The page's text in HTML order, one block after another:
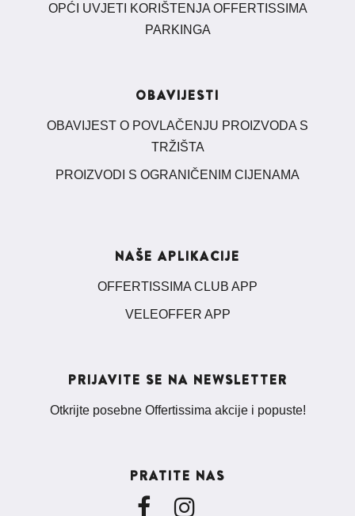
OPĆI UVJETI KORIŠTENJA OFFERTISSIMA
PARKINGA
OBAVIJESTI
OBAVIJEST O POVLAČENJU PROIZVODA S
TRŽIŠTA
PROIZVODI S OGRANIČENIM CIJENAMA
NAŠE APLIKACIJE
OFFERTISSIMA CLUB APP
VELEOFFER APP
PRIJAVITE SE NA NEWSLETTER
Otkrijte posebne Offertissima akcije i popuste!
PRATITE NAS